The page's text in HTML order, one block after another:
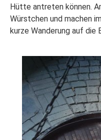
Hütte antreten können.
Würstchen und machen
kurze Wanderung auf die